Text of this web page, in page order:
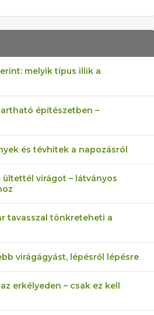
melyik típus illik a
építészetben –
és tévhitek a napozásról
virágot – látványos
tavasszal tönkreteheti a
virágágyást, lépésről lépésre
erkélyeden – csak ez kell